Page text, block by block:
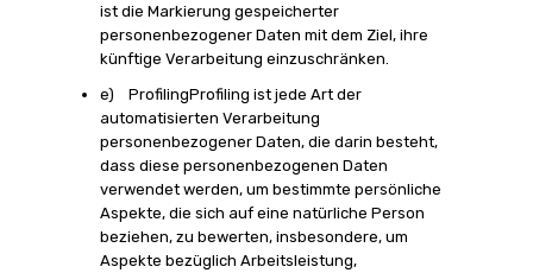
ist die Markierung gespeicherter
personenbezogener Daten mit dem Ziel, ihre
künftige Verarbeitung einzuschränken.
e) ProfilingProfiling ist jede Art der
automatisierten Verarbeitung
personenbezogener Daten, die darin besteht,
dass diese personenbezogenen Daten
verwendet werden, um bestimmte persönliche
Aspekte, die sich auf eine natürliche Person
beziehen, zu bewerten, insbesondere, um
Aspekte bezüglich Arbeitsleistung,